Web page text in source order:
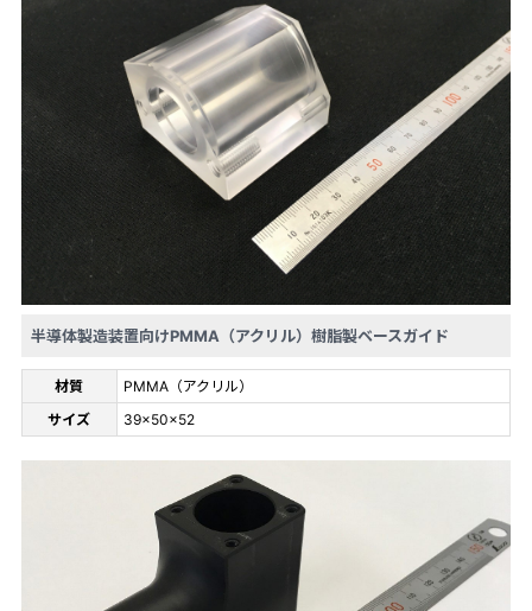
半導体製造装置向けPMMA（アクリル）樹脂製ベースガイド
材質
PMMA（アクリル）
サイズ
39×50×52